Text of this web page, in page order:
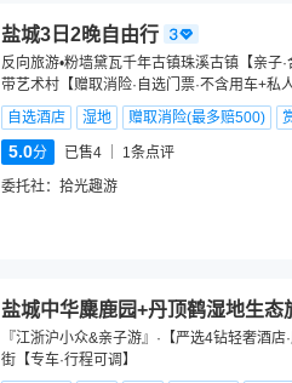
盐城3日2晚自由行
反向旅游•粉墙黛瓦千年古镇珠溪古镇【亲子
带艺术村【赠取消险·自选门票·不含用车+私
自选酒店
湿地 赠取消险(最多赔500)
5.0分 已售4 1条点评
委托社： 拾光趣游
盐城中华麋鹿园+丹顶鹤湿地生态
『江浙沪小众&亲子游』·【严选4钻轻奢酒
街【专车·行程可调】